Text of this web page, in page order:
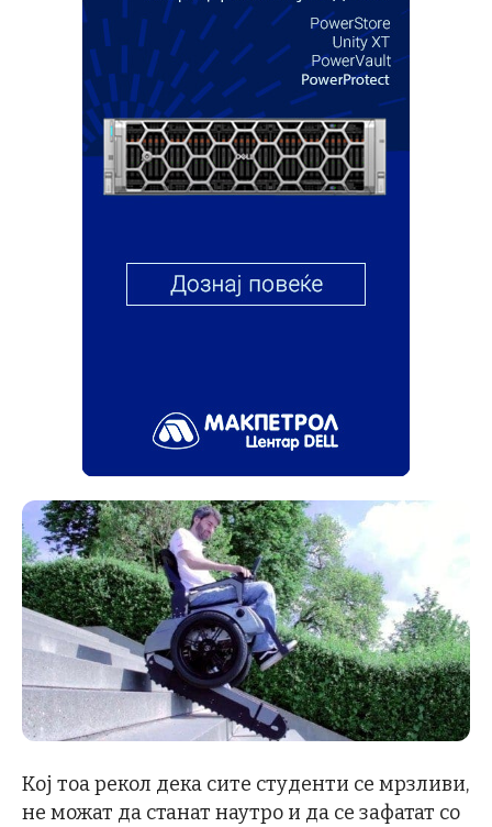
Кој тоа рекол дека сите студенти се мрзливи,
не можат да станат наутро и да се зафатат со